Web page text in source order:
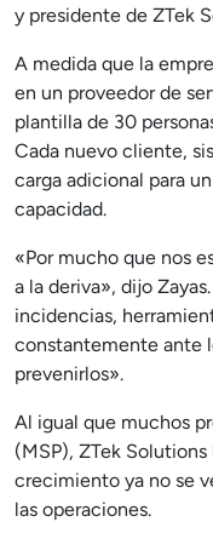
y presidente de ZTek
A medida que la
en un proveedor de
plantilla de 30
Cada nuevo cliente,
carga adicional para
capacidad.
«Por mucho que nos
a la deriva», dijo
incidencias,
constantemente ante
prevenirlos».
Al igual que muchos
(MSP), ZTek
crecimiento ya no se
las operaciones.